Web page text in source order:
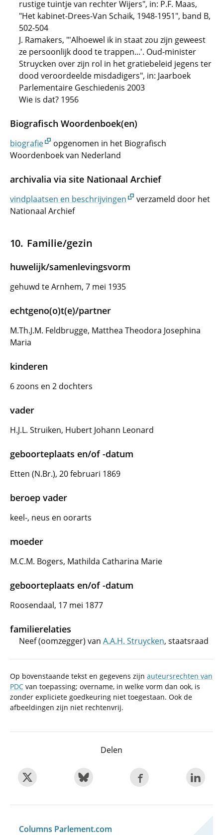
rustige tuintje van rechter Wijers", in: P.F. Maas,
"Het kabinet-Drees-Van Schaik, 1948-1951", band B,
502-504
J. Ramakers, "'Alhoewel ik in staat zou zijn geweest
ze persoonlijk dood te trappen...'. Oud-minister
Struycken over zijn rol in het gratiebeleid jegens ter
dood veroordeelde misdadigers", in: Jaarboek
Parlementaire Geschiedenis 2003
Wie is dat? 1956
Biografisch Woordenboek(en)
biografie
opgenomen in het Biografisch
Woordenboek van Nederland
archivalia via site Nationaal Archief
vindplaatsen en beschrijvingen
verzameld door het
Nationaal Archief
Familie/gezin
huwelijk/samenlevingsvorm
gehuwd te Arnhem, 7 mei 1935
echtgeno(o)t(e)/partner
M.Th.J.M. Feldbrugge, Matthea Theodora Josephina
Maria
kinderen
6 zoons en 2 dochters
vader
H.J.L. Struiken, Hubert Johann Leonard
geboorteplaats en/of -datum
Etten (N.Br.), 20 februari 1869
beroep vader
keel-, neus en oorarts
moeder
M.C.M. Bogers, Mathilda Catharina Marie
geboorteplaats en/of -datum
Roosendaal, 17 mei 1877
familierelaties
Neef (oomzegger) van A.A.H. Struycken, staatsraad
Op bovenstaande tekst en gegevens zijn auteursrechten van
PDC van toepassing; overname, in welke vorm dan ook, is
zonder expliciete goedkeuring niet toegestaan. Ook de
afbeeldingen zijn niet rechtenvrij.
Delen
Columns Parlement.com